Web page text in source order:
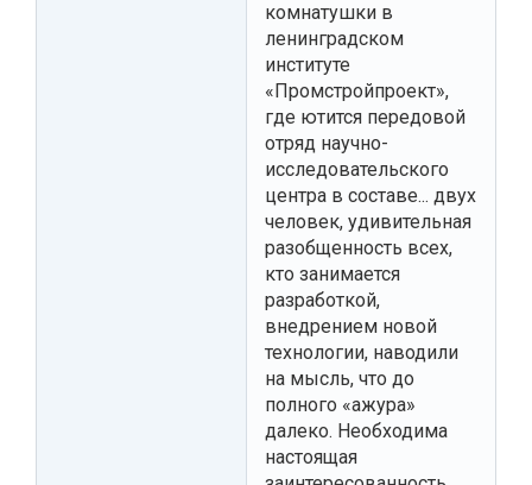
комнатушки в
ленинградском
институте
«Промстройпроект»,
где ютится передовой
отряд научно-
исследовательского
центра в составе... двух
человек, удивительная
разобщенность всех,
кто занимается
разработкой,
внедрением новой
технологии, наводили
на мысль, что до
полного «ажура»
далеко. Необходима
настоящая